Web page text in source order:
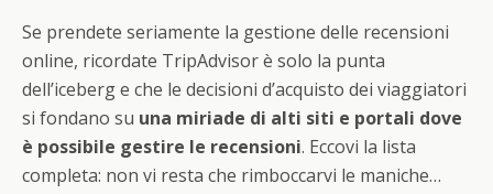
Se prendete seriamente la gestione delle recensioni
online, ricordate TripAdvisor è solo la punta
dell’iceberg e che le decisioni d’acquisto dei viaggiatori
si fondano su una miriade di alti siti e portali dove
è possibile gestire le recensioni. Eccovi la lista
completa: non vi resta che rimboccarvi le maniche…